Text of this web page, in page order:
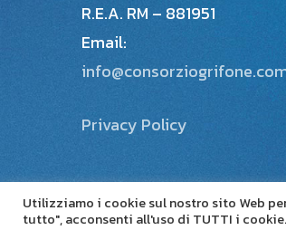
R.E.A. RM – 881951
Email:
Privacy Policy
Utilizziamo i cookie sul nostro sito Web
tutto", acconsenti all'uso di TUTTI i